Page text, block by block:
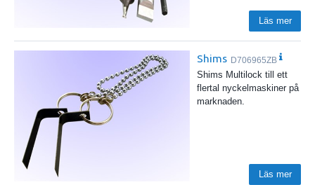
Läs mer
Shims D706965ZB
Shims Multilock till ett
flertal nyckelmaskiner på
marknaden.
Läs mer